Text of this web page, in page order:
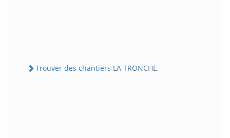
Trouver des chantiers LA TRONCHE